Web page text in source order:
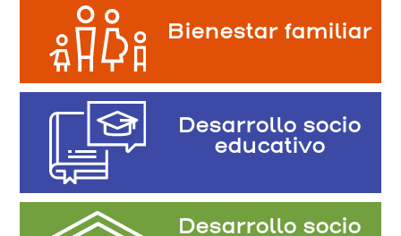
educativo
Desarrollo socio
productivo y